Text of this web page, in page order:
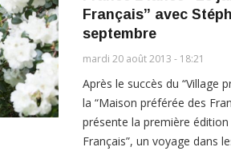
Français” avec
septembre
mardi 20 août 2013 - 18:21
Après le succès du “Village
la “Maison préférée des
présente la première édition
Français”, un voyage dans